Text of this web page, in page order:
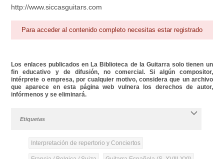
http://www.siccasguitars.com
Para acceder al contenido completo necesitas estar registrado
Los enlaces publicados en La Biblioteca de la Guitarra solo tienen un
fin educativo y de difusión, no comercial. Si algún compositor,
intérprete o empresa, por cualquier motivo, considera que un archivo
que aparece en esta página web vulnera los derechos de autor,
infórmenos y se eliminará.
Etiquetas
Interpretación de repertorio y Conciertos